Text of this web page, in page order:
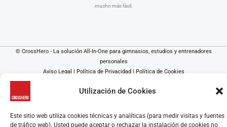
Utilización de Cookies
Este sitio web utiliza cookies técnicas y analíticas (para medir visitas y fuentes
de tráfico web). Usted puede aceptar o rechazar la instalación de cookies no
mucho más fácil.
© CrossHero - La solución All-In-One para gimnasios, estudios y entrenadores
personales
Aviso Legal | Política de Privacidad| Política de Cookies